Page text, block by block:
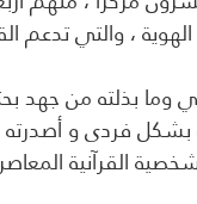
، والتي تدعم
وما بذلته من جهد
بشكل فردى و أصدرته
القرآنية